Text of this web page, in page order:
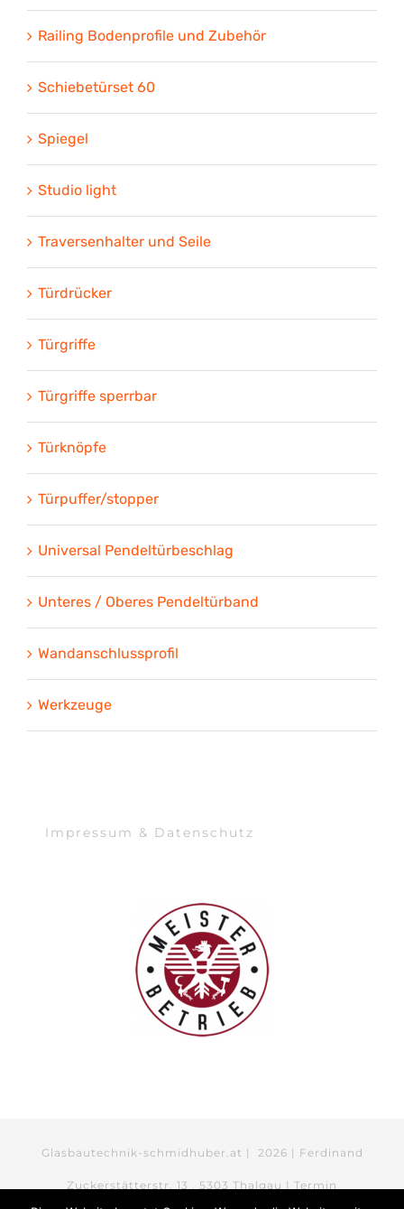
Railing Bodenprofile und Zubehör
Schiebetürset 60
Spiegel
Studio light
Traversenhalter und Seile
Türdrücker
Türgriffe
Türgriffe sperrbar
Türknöpfe
Türpuffer/stopper
Universal Pendeltürbeschlag
Unteres / Oberes Pendeltürband
Wandanschlussprofil
Werkzeuge
Impressum & Datenschutz
Glasbautechnik-schmidhuber.at | 2026 | Ferdinand
Zuckerstätterstr. 13 . 5303 Thalgau | Termin